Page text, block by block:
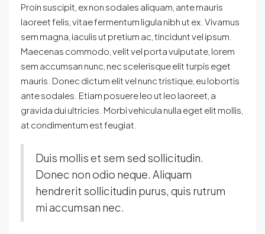
Proin suscipit, ex non sodales aliquam, ante mauris
laoreet felis, vitae fermentum ligula nibh ut ex. Vivamus
sem magna, iaculis ut pretium ac, tincidunt vel ipsum.
Maecenas commodo, velit vel porta vulputate, lorem
sem accumsan nunc, nec scelerisque elit turpis eget
mauris. Donec dictum elit vel nunc tristique, eu lobortis
ante sodales. Etiam posuere leo ut leo laoreet, a
gravida dui ultricies. Morbi vehicula nulla eget elit mollis,
at condimentum est feugiat.
Duis mollis et sem sed sollicitudin.
Donec non odio neque. Aliquam
hendrerit sollicitudin purus, quis rutrum
mi accumsan nec.